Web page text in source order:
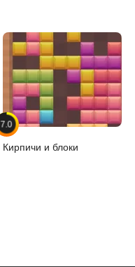
7.0
Кирпичи и блоки